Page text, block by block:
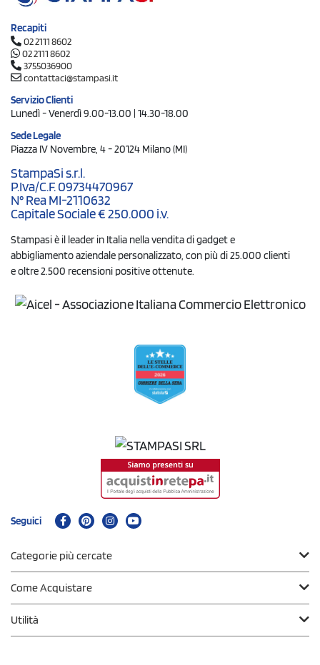
Recapiti
02 2111 8602
02 2111 8602
3755036900
contattaci@stampasi.it
Servizio Clienti
Lunedì - Venerdì 9.00-13.00 | 14.30-18.00
Sede Legale
Piazza IV Novembre, 4 - 20124 Milano (MI)
StampaSi s.r.l.
P.Iva/C.F. 09734470967
N° Rea MI-2110632
Capitale Sociale € 250.000 i.v.
Stampasi è il leader in Italia nella vendita di gadget e
abbigliamento aziendale personalizzato, con più di 25.000 clienti
e oltre 2.500 recensioni positive ottenute.
Seguici
Categorie più cercate
Come Acquistare
Utilità